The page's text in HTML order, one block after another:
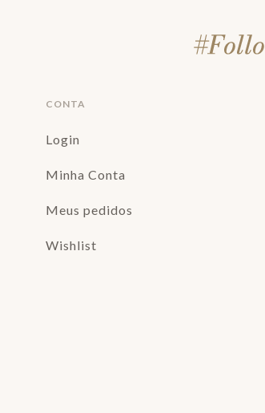
CONTA
Login
Minha Conta
Meus pedidos
Wishlist